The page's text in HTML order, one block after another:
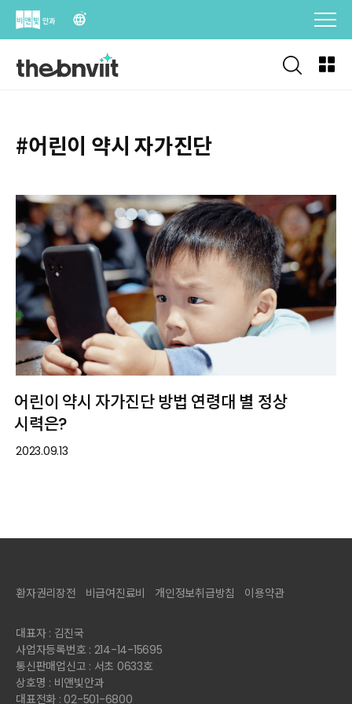
Skip
#어린이 약시 자가진단
어린이 약시 자가진단 방법 연령대 별 정상
시력은?
2023.09.13
환자권리장전 비급여진료비 개인정보취급방침 이용약관
대표자 : 김진국
사업자등록번호 : 214-14-15695
통신판매업신고 : 서초 0633호
상호명 : 비앤빛안과
대표전화 : 02-501-6800